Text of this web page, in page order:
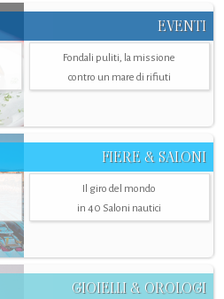
EVENTI
Fondali puliti, la missione
contro un mare di rifiuti
FIERE & SALONI
Il giro del mondo
in 40 Saloni nautici
GIOIELLI & OROLOGI